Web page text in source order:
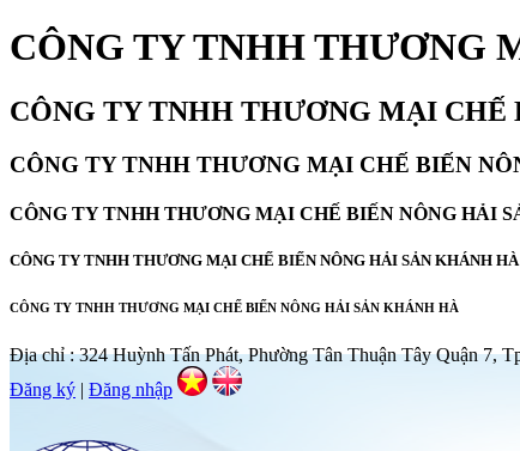
CÔNG TY TNHH THƯƠNG
CÔNG TY TNHH THƯƠNG MẠI
CÔNG TY TNHH THƯƠNG MẠI CHẾ BIẾN
CÔNG TY TNHH THƯƠNG MẠI CHẾ BIẾN NÔNG HẢI
CÔNG TY TNHH THƯƠNG MẠI CHẾ BIẾN NÔNG HẢI SẢN KHÁNH HÀ
CÔNG TY TNHH THƯƠNG MẠI CHẾ BIẾN NÔNG HẢI SẢN KHÁNH HÀ
Địa chỉ : 324 Huỳnh Tấn Phát, Phường Tân Thuận Tây Quận 7,
Đăng ký | Đăng nhập